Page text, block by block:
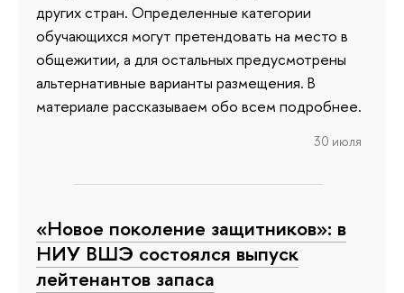
других стран. Определенные категории
обучающихся могут претендовать на место в
общежитии, а для остальных предусмотрены
альтернативные варианты размещения. В
материале рассказываем обо всем подробнее.
30 июля
«Новое поколение защитников»: в
НИУ ВШЭ состоялся выпуск
лейтенантов запаса